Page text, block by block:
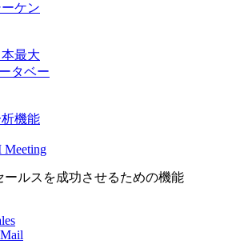
ーケン
本最大
タベー
機能
Meeting
ールスを成功させるための機能